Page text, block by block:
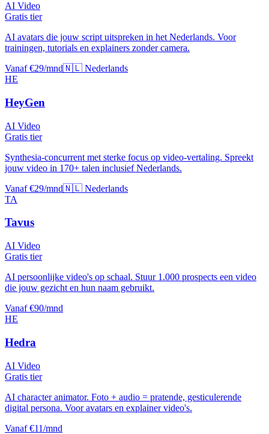
AI Video
Gratis tier
AI avatars die jouw script uitspreken in het Nederlands. Voor
trainingen, tutorials en explainers zonder camera.
Vanaf €29/mnd🇳🇱 Nederlands
HE
HeyGen
AI Video
Gratis tier
Synthesia-concurrent met sterke focus op video-vertaling. Spreekt
jouw video in 170+ talen inclusief Nederlands.
Vanaf €29/mnd🇳🇱 Nederlands
TA
Tavus
AI Video
Gratis tier
AI persoonlijke video's op schaal. Stuur 1.000 prospects een video
die jouw gezicht en hun naam gebruikt.
Vanaf €90/mnd
HE
Hedra
AI Video
Gratis tier
AI character animator. Foto + audio = pratende, gesticulerende
digital persona. Voor avatars en explainer video's.
Vanaf €11/mnd